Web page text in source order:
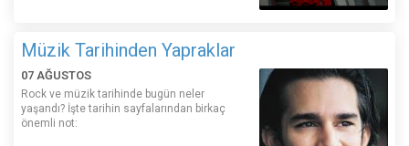
Müzik Tarihinden Yapraklar
07 AĞUSTOS
Rock ve müzik tarihinde bugün neler
yaşandı? İşte tarihin sayfalarından birkaç
önemli not: